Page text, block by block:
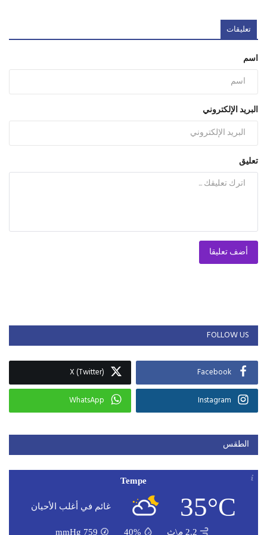
تعليقات
اسم
البريد الإلكتروني
تعليق
أضف تعليقا
FOLLOW US
Facebook
X (Twitter)
Instagram
WhatsApp
الطقس
Tempe
35°C غائم في أغلب الأحيان
2.2 م\ث 40%
759
mmHg